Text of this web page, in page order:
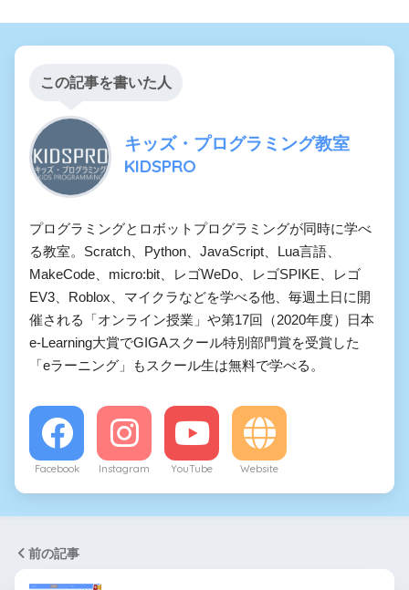
この記事を書いた人
キッズ・プログラミング教室
KIDSPRO
プログラミングとロボットプログラミングが同時に学べ
る教室。Scratch、Python、JavaScript、Lua言語、
MakeCode、micro:bit、レゴWeDo、レゴSPIKE、レゴ
EV3、Roblox、マイクラなどを学べる他、毎週土日に開
催される「オンライン授業」や第17回（2020年度）日本
e-Learning大賞でGIGAスクール特別部門賞を受賞した
「eラーニング」もスクール生は無料で学べる。
Facebook Instagram YouTube Website
前の記事